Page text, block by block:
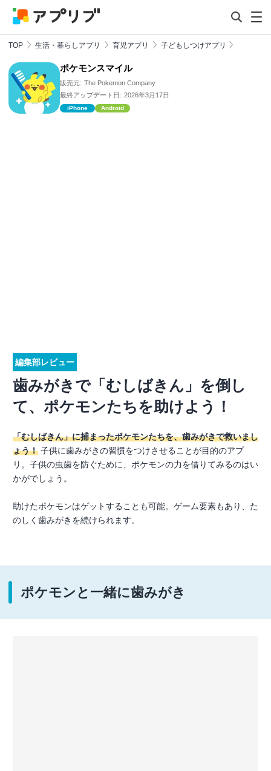
TOP 生活・暮らしアプリ 育児アプリ 子どもしつけアプリ
ポケモンスマイル
販売元: The Pokemon Company
最終アップデート日: 2026年3月17日
iPhone Android
編集部レビュー
歯みがきで「むしばきん」を倒し
て、ポケモンたちを助けよう！
「むしばきん」に捕まったポケモンたちを、歯みがきで救いまし
ょう！ 子供に歯みがきの習慣をつけさせることが目的のアプ
リ。子供の虫歯を防ぐために、ポケモンの力を借りてみるのはい
かがでしょう。
助けたポケモンはゲットすることも可能。ゲーム要素もあり、た
のしく歯みがきを続けられます。
ポケモンと一緒に歯みがき